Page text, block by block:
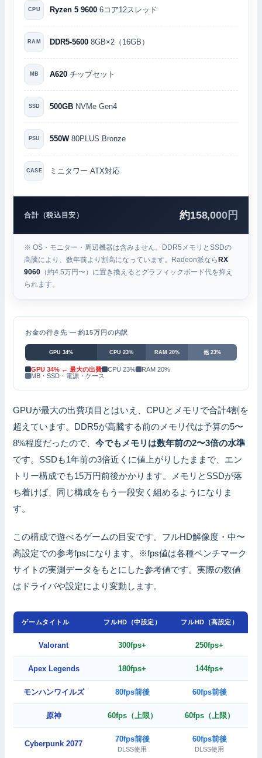
CPU Ryzen 5 9600 6コア12スレッド
RAM DDR5-5600 8GB×2（16GB）
MB A620 チップセット
SSD 500GB NVMe Gen4
PSU 550W80PLUS Bronze
CASE ミニタワー ATX対応
合計（税込目安） 約158,000円
※ OS・モニター・周辺機器は含みません。DDR5メモリとSSDの
高騰により、数年前より割高になっています。Radeon派ならRX
9060 （約4.5万円〜）に置き換えるとグラフィックボード代を抑え
られます。
お金の行き先 — 約15万円の内訳
GPU 34% CPU 23% RAM 20% 他 23%
GPU 34% ← 最大の出費 CPU 23%
RAM 20%
MB・SSD・電源・ケース
GPUが最大の出費項目とはいえ、CPUとメモリで合計4割を
超えています。DDR5が高騰する前のメモリ代は予算の5〜
8%程度だったので、今でもメモリは数年前の2〜3倍の水準
です。SSDも1年前の3倍近くに値上がりしたままで、エン
トリー構成でも15万円前後かかります。メモリとSSDが落
ち着けば、同じ構成をもう一段安く組めるようになりま
す。
この構成で遊べるゲームの目安です。フルHD解像度・中〜
高設定での参考fpsになります。※fps値は各種ベンチマーク
サイトの実測データをもとにした参考値です。実際の数値
はドライバや設定により変動します。
ゲームタイトル フルHD（中設定） フルHD（高設定）
Valorant 300fps+ 250fps+
Apex Legends 180fps+ 144fps+
モンハンワイルズ 80fps前後 60fps前後
原神 60fps（上限） 60fps（上限）
Cyberpunk 2077
70fps前後
DLSS使用
60fps前後
DLSS使用